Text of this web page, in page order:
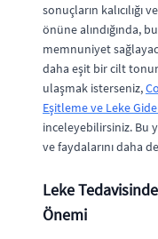
sonuçların kalıcılığı
önüne alındığında,
memnuniyet
daha eşit bir cilt
ulaşmak isterseniz,
Eşitleme ve Leke
inceleyebilirsiniz. Bu
ve faydalarını daha
Leke
Önemi